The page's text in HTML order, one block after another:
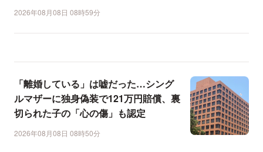
2026年08月08日 08時59分
「離婚している」は嘘だった…シング
ルマザーに独身偽装で121万円賠償、裏
切られた子の「心の傷」も認定
2026年08月08日 08時50分